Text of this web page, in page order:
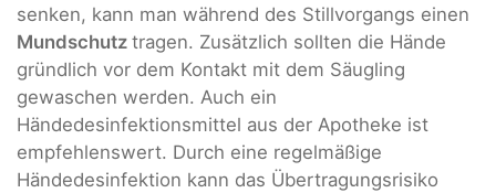
senken, kann man während des Stillvorgangs einen
Mundschutz tragen. Zusätzlich sollten die Hände
gründlich vor dem Kontakt mit dem Säugling
gewaschen werden. Auch ein
Händedesinfektionsmittel aus der Apotheke ist
empfehlenswert. Durch eine regelmäßige
Händedesinfektion kann das Übertragungsrisiko